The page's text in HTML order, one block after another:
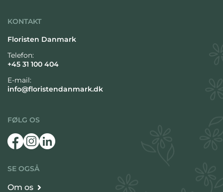
KONTAKT
Floristen Danmark
Telefon:
+45 31 100 404
E-mail:
info@floristendanmark.dk
FØLG OS
SE OGSÅ
Om os